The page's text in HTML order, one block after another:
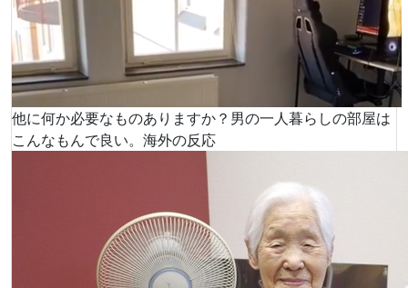
他に何か必要なものありますか？男の一人暮らしの部屋は
こんなもんで良い。海外の反応